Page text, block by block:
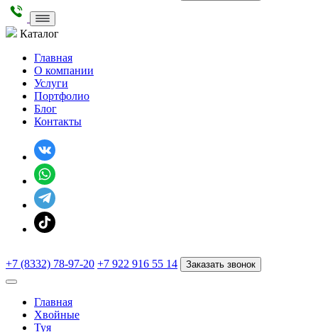
Каталог
Главная
О компании
Услуги
Портфолио
Блог
Контакты
+7 (8332) 78-97-20 +7 922 916 55 14 Заказать звонок
Главная
Хвойные
Туя